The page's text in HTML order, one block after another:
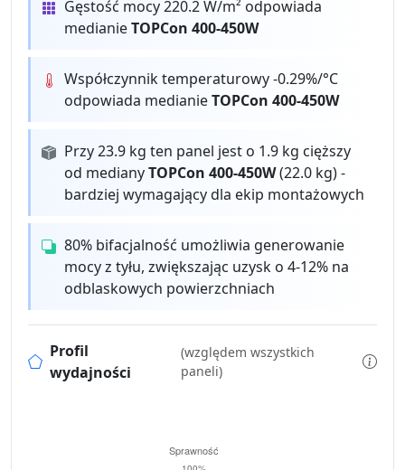
Gęstość mocy 220.2 W/m² odpowiada
medianieTOPCon 400-450W
Współczynnik temperaturowy -0.29%/°C
odpowiada medianieTOPCon 400-450W
Przy 23.9 kg ten panel jest o 1.9 kg cięższy
od medianyTOPCon 400-450W(22.0 kg) -
bardziej wymagający dla ekip montażowych
80% bifacjalność umożliwia generowanie
mocy z tyłu, zwiększając uzysk o 4-12% na
odblaskowych powierzchniach
Profil
wydajności
(względem wszystkich
paneli)